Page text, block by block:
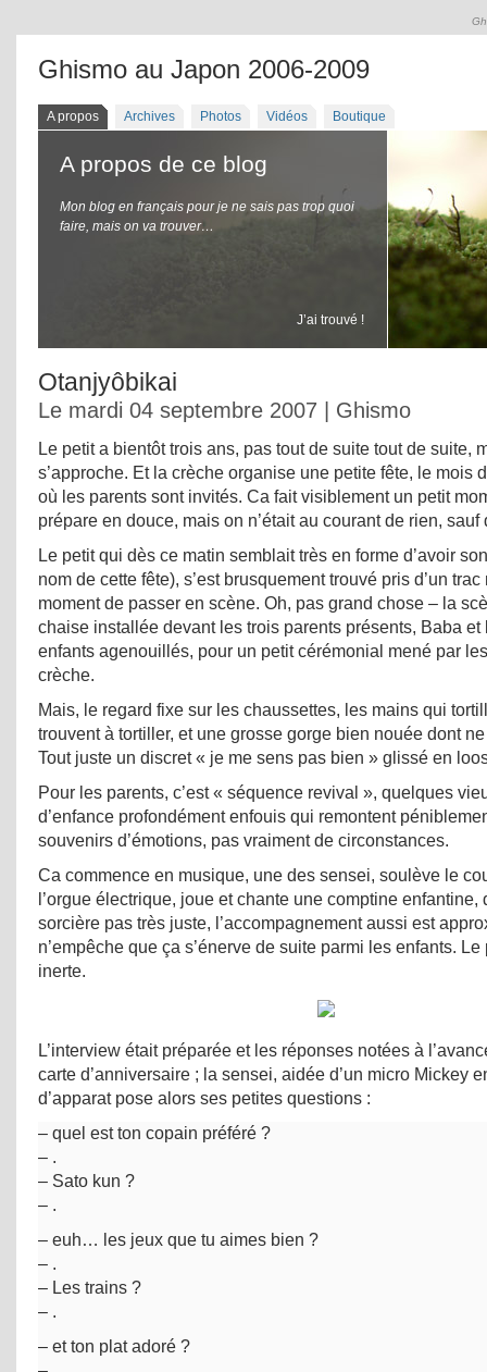
Ghismo au Japon 2006-2009
A propos Archives Photos Vidéos Boutique
A propos de ce blog
Mon blog en français pour je ne sais pas trop quoi
faire, mais on va trouver…
J’ai trouvé !
Otanjyôbikai
Le mardi 04 septembre 2007 | Ghismo
Le petit a bientôt trois ans, pas tout de suite tout de suite,
s’approche. Et la crèche organise une petite fête, le mois
où les parents sont invités. Ca fait visiblement un petit
prépare en douce, mais on n’était au courant de rien, sauf
Le petit qui dès ce matin semblait très en forme d’avoir
nom de cette fête), s’est brusquement trouvé pris d’un
moment de passer en scène. Oh, pas grand chose – la
chaise installée devant les trois parents présents, Baba et
enfants agenouillés, pour un petit cérémonial mené par
crèche.
Mais, le regard fixe sur les chaussettes, les mains qui
trouvent à tortiller, et une grosse gorge bien nouée dont
Tout juste un discret « je me sens pas bien » glissé en
Pour les parents, c’est « séquence revival », quelques
d’enfance profondément enfouis qui remontent
souvenirs d’émotions, pas vraiment de circonstances.
Ca commence en musique, une des sensei, soulève le
l’orgue électrique, joue et chante une comptine enfantine,
sorcière pas très juste, l’accompagnement aussi est
n’empêche que ça s’énerve de suite parmi les enfants.
inerte.
L’interview était préparée et les réponses notées à
carte d’anniversaire ; la sensei, aidée d’un micro Mickey
d’apparat pose alors ses petites questions :
– quel est ton copain préféré ?
– .
– Sato kun ?
– .
– euh… les jeux que tu aimes bien ?
– .
– Les trains ?
– .
– et ton plat adoré ?